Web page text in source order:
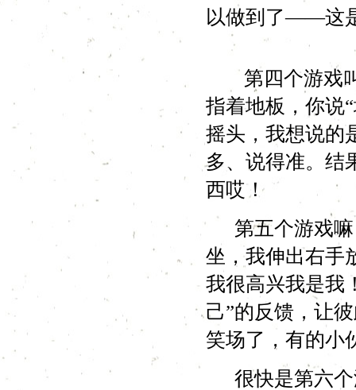
以做到了——这
第四个游戏叫
指着地板，你说
摇头，我想说的
多、说得准。结
西哎！
第五个游戏嘛
坐，我伸出右手
我很高兴我是我
己”的反馈，让
笑场了，有的小
很快是第六个